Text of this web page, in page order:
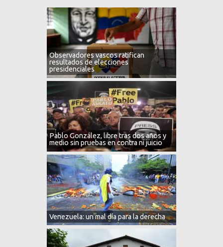
Observadores vascos ratifican
resultados de elecciones
presidenciales
Pablo González, libre tras dos años y
medio sin pruebas en contra ni juicio
Venezuela: un mal día para la derecha